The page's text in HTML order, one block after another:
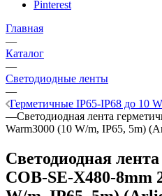
Pinterest
Главная
—
Каталог
—
Светодиодные ленты
—
Герметичные IP65-IP68 до 10
—Светодиодная лента
Warm3000 (10 W/m, IP65, 5m)
Светодиодная
COB-SE-X480-8mm